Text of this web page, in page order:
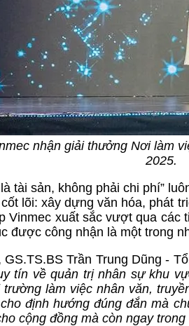
nhận giải thưởng Nơi làm
2025.
tài sản, không phải chi phí”
lõi: xây dựng văn hóa, phát
Vinmec xuất sắc vượt qua các
được công nhận là một trong
Trần Trung Dũng -
tín về quản trị nhân sự khu
làm việc nhân văn,
định hướng đúng đắn mà
cộng đồng mà còn ngay trong